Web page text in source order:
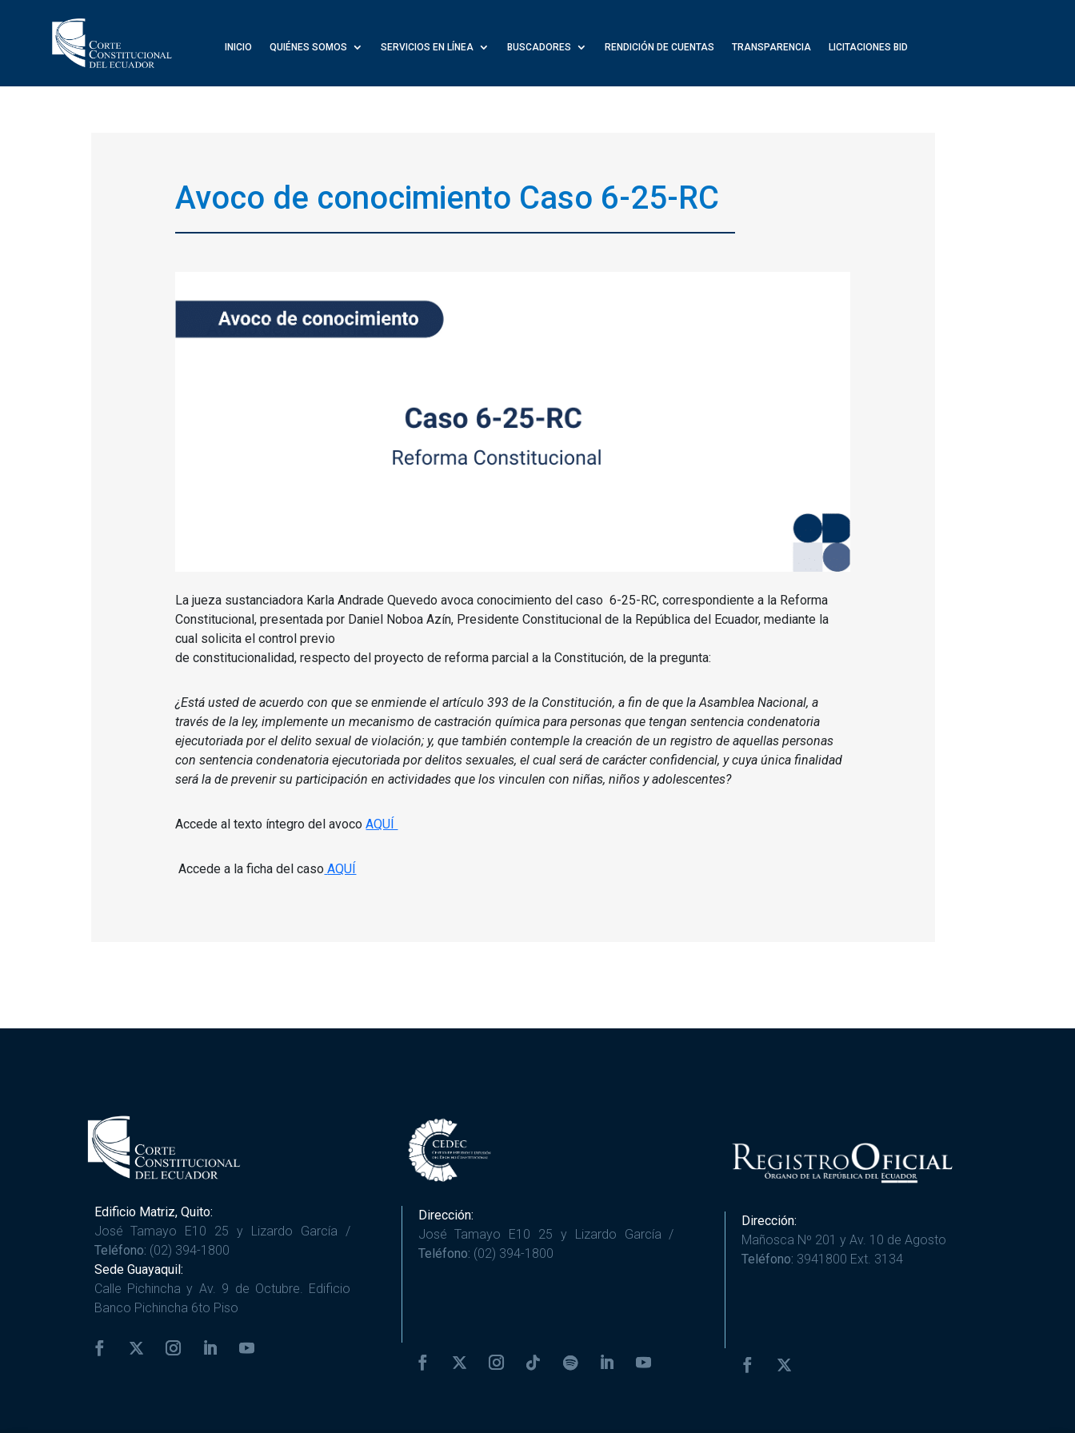
INICIO QUIÉNES SOMOS SERVICIOS EN LÍNEA BUSCADORES RENDICIÓN DE CUENTAS TRANSPARENCIA LICITACIONES BID
Avoco de conocimiento Caso 6-25-RC
La jueza sustanciadora Karla Andrade Quevedo avoca conocimiento del caso 6-25-RC, correspondiente a la Reforma
Constitucional, presentada por Daniel Noboa Azín, Presidente Constitucional de la República del Ecuador, mediante la
cual solicita el control previo
de constitucionalidad, respecto del proyecto de reforma parcial a la Constitución, de la pregunta:
¿Está usted de acuerdo con que se enmiende el artículo 393 de la Constitución, a fin de que la Asamblea Nacional, a
través de la ley, implemente un mecanismo de castración química para personas que tengan sentencia condenatoria
ejecutoriada por el delito sexual de violación; y, que también contemple la creación de un registro de aquellas personas
con sentencia condenatoria ejecutoriada por delitos sexuales, el cual será de carácter confidencial, y cuya única finalidad
será la de prevenir su participación en actividades que los vinculen con niñas, niños y adolescentes?
Accede al texto íntegro del avoco AQUÍ
Accede a la ficha del caso AQUÍ
Edificio Matriz, Quito:
José Tamayo E10 25 y Lizardo García /
Teléfono: (02) 394-1800
Sede Guayaquil:
Calle Pichincha y Av. 9 de Octubre. Edificio
Banco Pichincha 6to Piso
Dirección:
José Tamayo E10 25 y Lizardo García /
Teléfono: (02) 394-1800
Dirección:
Mañosca Nº 201 y Av. 10 de Agosto
Teléfono: 3941800 Ext. 3134